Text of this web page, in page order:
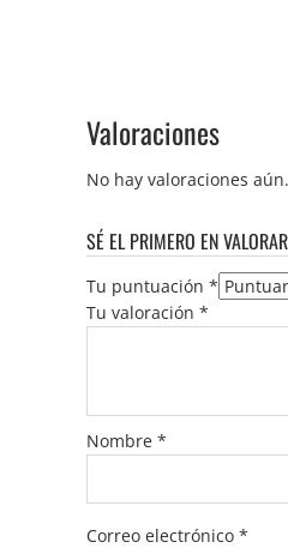
Valoraciones
No hay valoraciones aún.
SÉ EL PRIMERO EN
Tu puntuación *
Tu valoración *
Nombre *
Correo electrónico *